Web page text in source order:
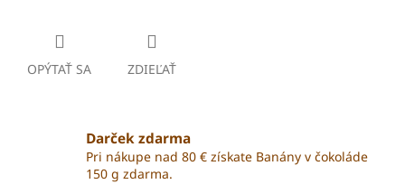
OPÝTAŤ SA ZDIEĽAŤ
Darček zdarma
Pri nákupe nad 80 € získate Banány v čokoláde
150 g zdarma.